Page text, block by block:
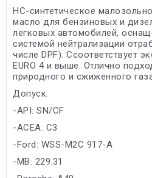
HC-синтетическое
масло для бензиновых и
легковых автомобилей,
системой нейтрализации
числе DPF). Cсоответствует
EURO 4 и выше. Отлично
природного и сжиженного
Допуск:
-API: SN/CF
-ACEA: C3
-Ford: WSS-M2C 917-A
-MB: 229.31